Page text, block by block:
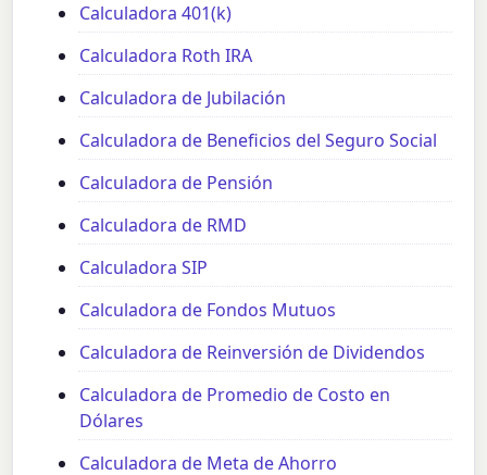
Calculadora 401(k)
Calculadora Roth IRA
Calculadora de Jubilación
Calculadora de Beneficios del Seguro Social
Calculadora de Pensión
Calculadora de RMD
Calculadora SIP
Calculadora de Fondos Mutuos
Calculadora de Reinversión de Dividendos
Calculadora de Promedio de Costo en
Dólares
Calculadora de Meta de Ahorro